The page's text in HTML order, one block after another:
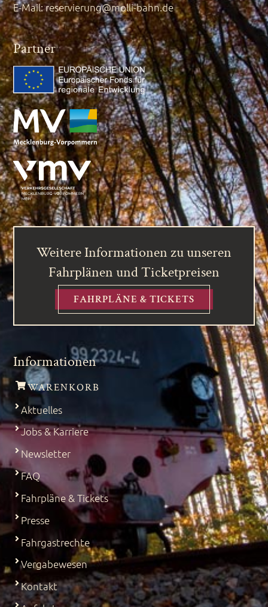
E-Mail:reservierung@molli-bahn.de
Partner
Weitere Informationen zu unseren
Fahrplänen und Ticketpreisen
FAHRPLÄNE & TICKETS
Informationen
WARENKORB
Aktuelles
Jobs & Karriere
Newsletter
FAQ
Fahrpläne & Tickets
Presse
Fahrgastrechte
Vergabewesen
Kontakt